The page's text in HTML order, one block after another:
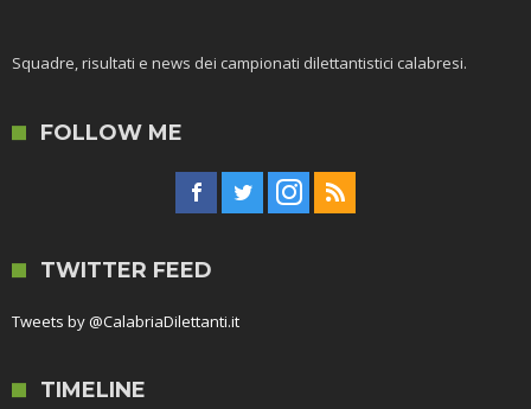
Squadre, risultati e news dei campionati dilettantistici calabresi.
FOLLOW ME
TWITTER FEED
Tweets by @CalabriaDilettanti.it
TIMELINE